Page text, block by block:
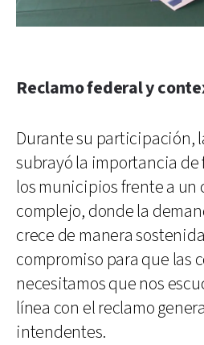
Reclamo federal y
Durante su participación,
subrayó la importancia de
los municipios frente a un
complejo, donde la
crece de manera
compromiso para que las
necesitamos que nos
línea con el reclamo
intendentes.